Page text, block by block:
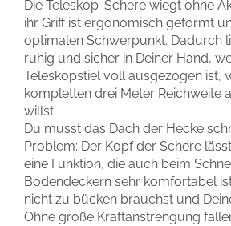
Die Teleskop-Schere wiegt ohne
ihr Griff ist ergonomisch geformt
optimalen Schwerpunkt. Dadurch
ruhig und sicher in Deiner Hand,
Teleskopstiel voll ausgezogen ist,
kompletten drei Meter Reichweite
willst.
Du musst das Dach der Hecke
Problem: Der Kopf der Schere
eine Funktion, die auch beim
Bodendeckern sehr komfortabel
nicht zu bücken brauchst und
Ohne große Kraftanstrengung